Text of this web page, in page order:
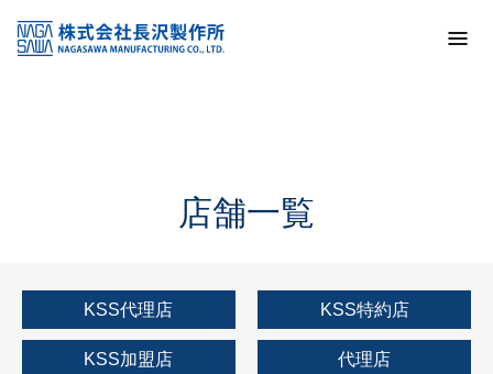
KSS加盟店・取扱店情報
店舗一覧
店舗一覧
KSS代理店 KSS特約店
KSS加盟店 代理店